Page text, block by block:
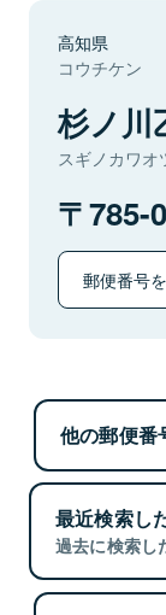
高知県
コウチケン
杉ノ川
スギノカワオ
785-
郵便番号
他の郵便番
最近検索し
過去に検索し